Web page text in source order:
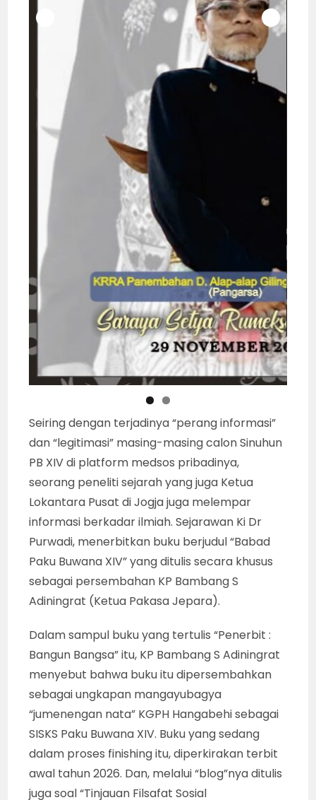
Seiring dengan terjadinya “perang informasi”
dan “legitimasi” masing-masing calon Sinuhun
PB XIV di platform medsos pribadinya,
seorang peneliti sejarah yang juga Ketua
Lokantara Pusat di Jogja juga melempar
informasi berkadar ilmiah. Sejarawan Ki Dr
Purwadi, menerbitkan buku berjudul “Babad
Paku Buwana XIV” yang ditulis secara khusus
sebagai persembahan KP Bambang S
Adiningrat (Ketua Pakasa Jepara).
Dalam sampul buku yang tertulis “Penerbit :
Bangun Bangsa” itu, KP Bambang S Adiningrat
menyebut bahwa buku itu dipersembahkan
sebagai ungkapan mangayubagya
“jumenengan nata” KGPH Hangabehi sebagai
SISKS Paku Buwana XIV. Buku yang sedang
dalam proses finishing itu, diperkirakan terbit
awal tahun 2026. Dan, melalui “blog”nya ditulis
juga soal “Tinjauan Filsafat Sosial